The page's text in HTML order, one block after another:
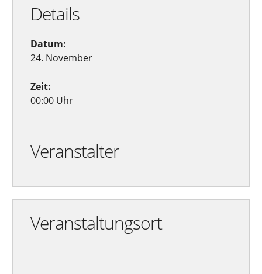
Details
Datum:
24. November
Zeit:
00:00 Uhr
Veranstalter
Veranstaltungsort